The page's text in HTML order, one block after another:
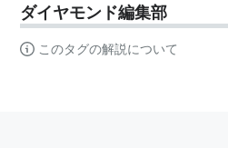
ダイヤモンド編集部
このタグの解説について